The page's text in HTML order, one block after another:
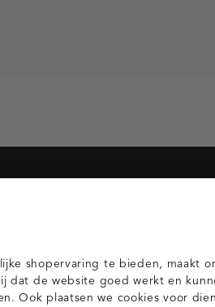
& gilets
shopervaring te bieden, maakt
dat de website goed werkt en
Ook plaatsen we cookies voor